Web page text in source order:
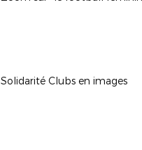
Solidarité Clubs en images